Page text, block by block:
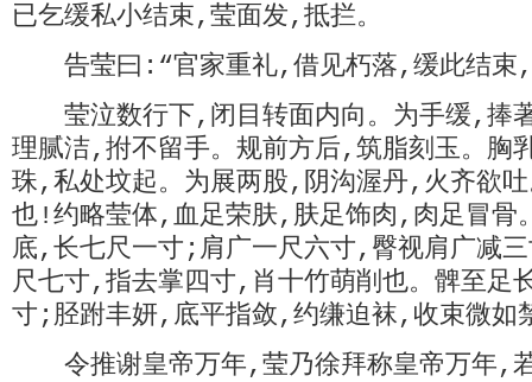
已乞缓私小结束,莹面发,抵拦。
告莹曰:“官家重礼,借见朽落,缓此结束,
莹泣数行下,闭目转面内向。为手缓,捧
理腻洁,拊不留手。规前方后,筑脂刻玉。胸
珠,私处坟起。为展两股,阴沟渥丹,火齐欲吐
也!约略莹体,血足荣肤,肤足饰肉,肉足冒骨
底,长七尺一寸;肩广一尺六寸,臀视肩广减
尺七寸,指去掌四寸,肖十竹萌削也。髀至足
寸;胫跗丰妍,底平指敛,约缣迫袜,收束微如
令推谢皇帝万年,莹乃徐拜称皇帝万年,